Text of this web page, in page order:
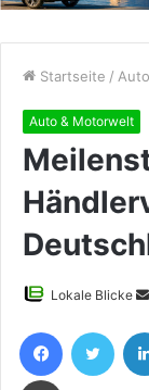
Startseite /
Auto & Motorwelt
Lokale Blicke
Facebook
Drucken